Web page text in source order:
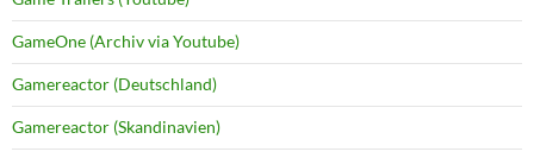
GameOne (Archiv via Youtube)
Gamereactor (Deutschland)
Gamereactor (Skandinavien)